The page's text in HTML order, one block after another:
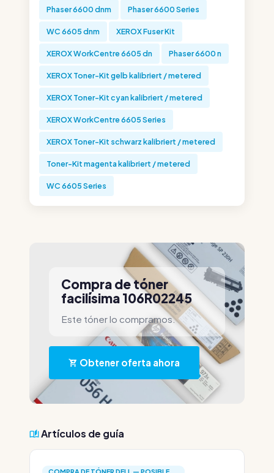
Phaser 6600 dnm Phaser 6600 Series
WC 6605 dnm XEROX Fuser Kit
XEROX WorkCentre 6605 dn Phaser 6600 n
XEROX Toner-Kit gelb kalibriert / metered
XEROX Toner-Kit cyan kalibriert / metered
XEROX WorkCentre 6605 Series
XEROX Toner-Kit schwarz kalibriert / metered
Toner-Kit magenta kalibriert / metered
WC 6605 Series
Compra de tóner
facilísima 106R02245
Este tóner lo compramos.
Obtener oferta ahora
Artículos de guía